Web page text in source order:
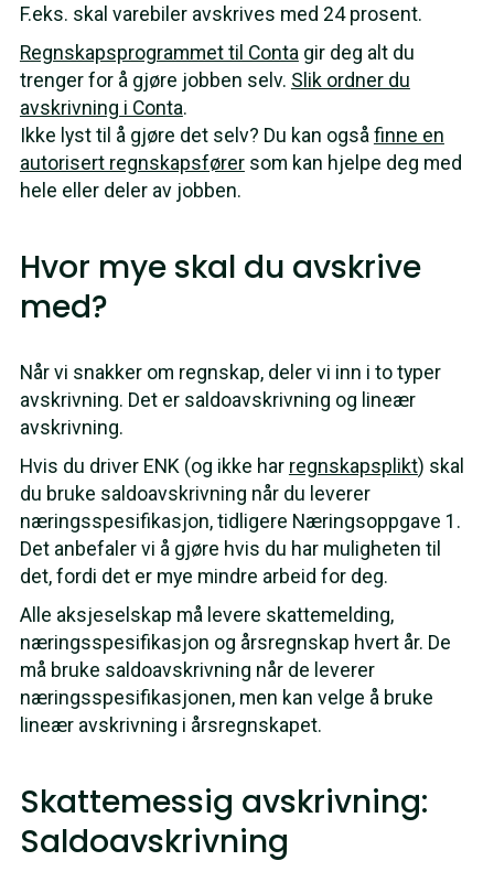
F.eks. skal varebiler avskrives med 24 prosent.
Regnskapsprogrammet til Conta gir deg alt du
trenger for å gjøre jobben selv. Slik ordner du
avskrivning i Conta.
Ikke lyst til å gjøre det selv? Du kan også finne en
autorisert regnskapsførersom kan hjelpe deg med
hele eller deler av jobben.
Hvor mye skal du avskrive
med?
Når vi snakker om regnskap, deler vi inn i to typer
avskrivning. Det er saldoavskrivning og lineær
avskrivning.
Hvis du driver ENK (og ikke har regnskapsplikt) skal
du bruke saldoavskrivning når du leverer
næringsspesifikasjon, tidligere Næringsoppgave 1.
Det anbefaler vi å gjøre hvis du har muligheten til
det, fordi det er mye mindre arbeid for deg.
Alle aksjeselskap må levere skattemelding,
næringsspesifikasjon og årsregnskap hvert år. De
må bruke saldoavskrivning når de leverer
næringsspesifikasjonen, men kan velge å bruke
lineær avskrivning i årsregnskapet.
Skattemessig avskrivning:
Saldoavskrivning